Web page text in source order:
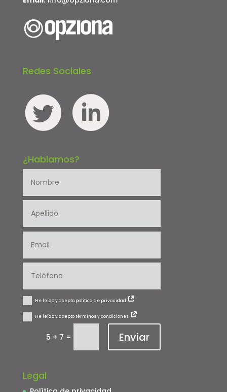
Redes Sociales
¿Hablamos?
He leído y acepto política de privacidad
He leído y acepto términos y condiciones
5 + 7 = Enviar
Legal